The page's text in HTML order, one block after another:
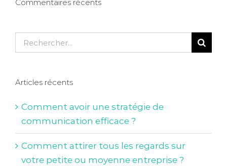
Commentaires récents
Rechercher:
Articles récents
Comment avoir une stratégie de
communication efficace ?
Comment attirer tous les regards sur
votre petite ou moyenne entreprise ?